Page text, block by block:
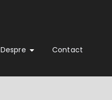
Despre Contact